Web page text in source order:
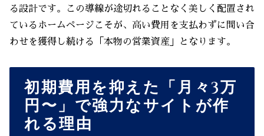
る設計です。この導線が途切れることなく美しく配置され
ているホームページこそが、高い費用を支払わずに問い合
わせを獲得し続ける「本物の営業資産」となります。
初期費用を抑えた「月々3万
円〜」で強力なサイトが作
れる理由